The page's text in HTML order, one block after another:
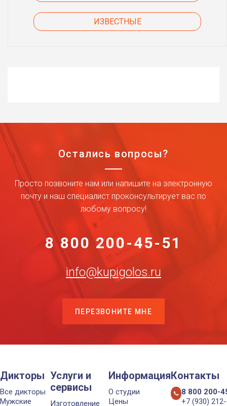
ИЗВЕСТНЫЕ
Остались вопросы?
Просто позвоните нам или напишите на электронную
почту и наш специалист проконсультирует вас по
любому вопросу!
8 800 200-45-51
info@kupigolos.ru
ПЕРЕЗВОНИТЕ МНЕ
Дикторы
Все дикторы
Мужские
Услуги и
сервисы
Изготовление
Информация
О студии
Цены
Контакты
8 800 200-
+7 (930)